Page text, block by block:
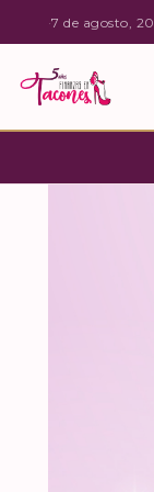
·7 de agosto,